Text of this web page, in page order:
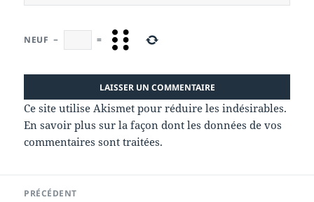
NEUF − =
Ce site utilise Akismet pour réduire les indésirables.
En savoir plus sur la façon dont les données de vos
commentaires sont traitées.
PRÉCÉDENT